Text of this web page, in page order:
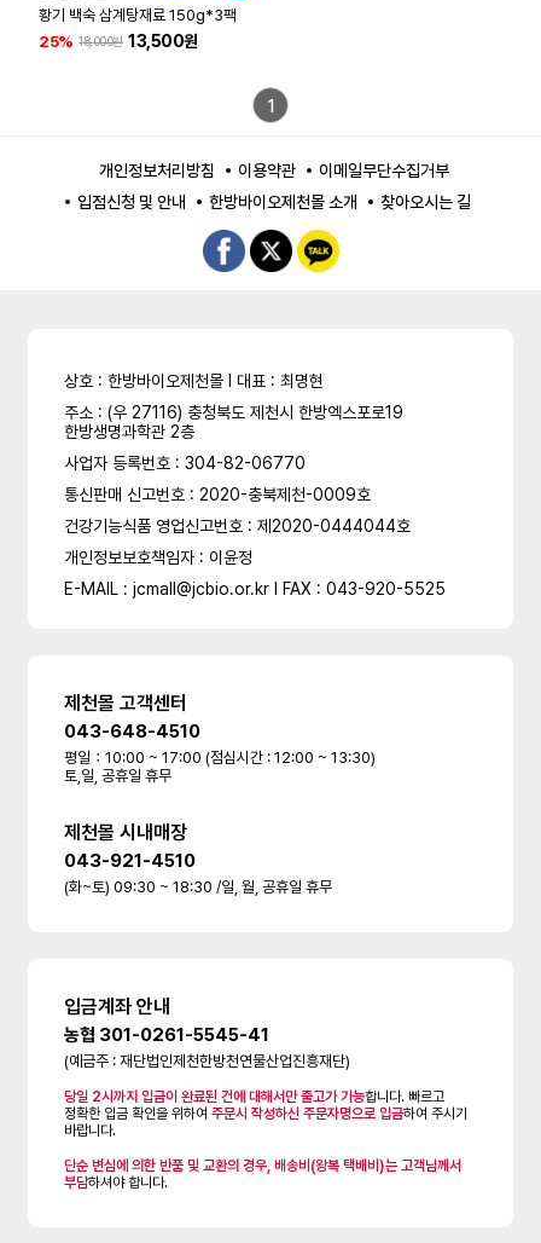
황기 백숙 삼계탕재료 150g*3팩
25% 18,000원 13,500원
1
개인정보처리방침 이용약관
이메일무단수집거부
입점신청 및 안내
한방바이오제천몰 소개 찾아오시는 길
상호 : 한방바이오제천몰 l 대표 : 최명현
주소 : (우 27116) 충청북도 제천시 한방엑스포로19
한방생명과학관 2층
사업자 등록번호 : 304-82-06770
통신판매 신고번호 : 2020-충북제천-0009호
건강기능식품 영업신고번호 : 제2020-0444044호
개인정보보호책임자 : 이윤정
E-MAIL : jcmall@jcbio.or.kr l FAX : 043-920-5525
제천몰 고객센터
043-648-4510
평일：10:00 ~ 17:00 (점심시간 : 12:00 ~ 13:30)
토,일, 공휴일 휴무
제천몰 시내매장
043-921-4510
(화~토) 09:30 ~ 18:30 /일, 월, 공휴일 휴무
입금계좌 안내
농협 301-0261-5545-41
(예금주 : 재단법인제천한방천연물산업진흥재단)
당일 2시까지 입금이 완료된 건에 대해서만 출고가 가능합니다. 빠르고
정확한 입금 확인을 위하여주문시 작성하신 주문자명으로 입금하여 주시기
바랍니다.
단순 변심에 의한 반품 및 교환의 경우, 배송비(왕복 택배비)는 고객님께서
부담하셔야 합니다.